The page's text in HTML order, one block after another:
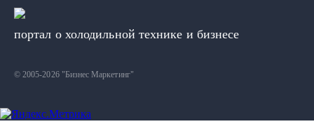
портал о холодильной технике и бизнесе
© 2005-2026 "Бизнес Маркетинг"